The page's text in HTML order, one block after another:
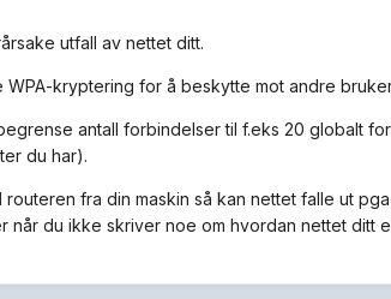
utfall av nettet ditt.
kryptering for å beskytte mot andre
antall forbindelser til f.eks 20 globalt
du har).
fra din maskin så kan nettet falle ut
når du ikke skriver noe om hvordan nettet ditt